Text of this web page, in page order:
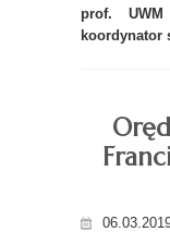
prof.
koordynator